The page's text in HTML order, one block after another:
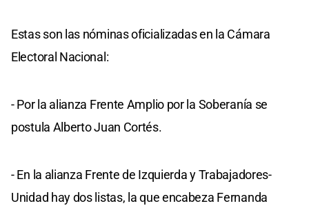
Estas son las nóminas oficializadas en la Cámara
Electoral Nacional:
- Por la alianza Frente Amplio por la Soberanía se
postula Alberto Juan Cortés.
- En la alianza Frente de Izquierda y Trabajadores-
Unidad hay dos listas, la que encabeza Fernanda